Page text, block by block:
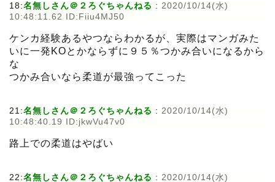
18:名無しさん＠２ろぐちゃんねる : 2020/10/14(水)
10:48:11.62 ID:Fiiu4MJ50
ケンカ経験あるやつならわかるが、実際はマンガみた
いに一発KOとかならずに９５％つかみ合いになるから
な
つかみ合いなら柔道が最強ってこった
21:名無しさん＠２ろぐちゃんねる : 2020/10/14(水)
10:48:40.19 ID:jkwVu47v0
路上での柔道はやばい
22:名無しさん＠２ろぐちゃんねる : 2020/10/14(水)